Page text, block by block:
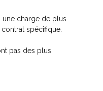
une charge de plus
spécifique.
pas des plus